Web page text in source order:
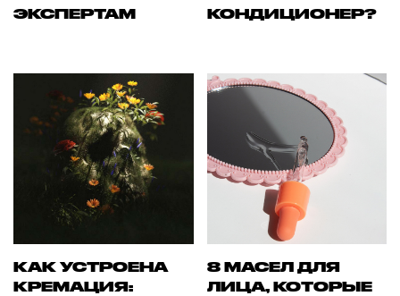
ЭКСПЕРТАМ
КОНДИЦИОНЕР?
КАК УСТРОЕНА
КРЕМАЦИЯ:
8 МАСЕЛ ДЛЯ
ЛИЦА, КОТОРЫЕ